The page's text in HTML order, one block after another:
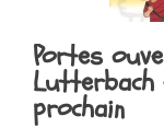
Portes
prochain